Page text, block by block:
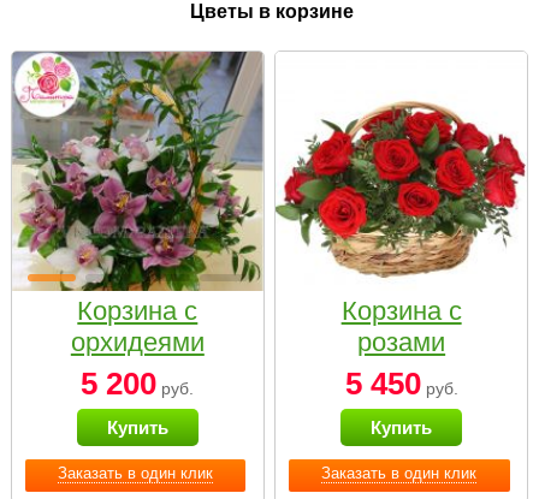
Цветы в корзине
Заказать в один клик
Корзина с
орхидеями
малая
5 200 руб.
Купить
Заказать в один клик
Корзина с
розами
«Красный
Париж»
5 450руб.
Купить